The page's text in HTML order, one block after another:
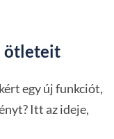
ötleteit
egy új funkciót,
Itt az ideje,